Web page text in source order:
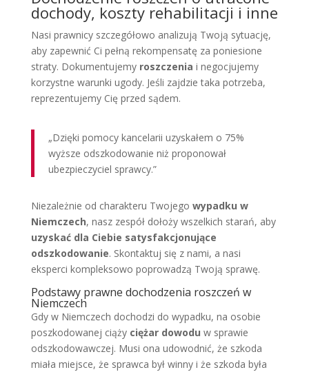
dochody, koszty rehabilitacji i inne
Nasi prawnicy szczegółowo analizują Twoją sytuację,
aby zapewnić Ci pełną rekompensatę za poniesione
straty. Dokumentujemy roszczenia i negocjujemy
korzystne warunki ugody. Jeśli zajdzie taka potrzeba,
reprezentujemy Cię przed sądem.
„Dzięki pomocy kancelarii uzyskałem o 75%
wyższe odszkodowanie niż proponował
ubezpieczyciel sprawcy.”
Niezależnie od charakteru Twojego wypadku w
Niemczech, nasz zespół dołoży wszelkich starań, aby
uzyskać dla Ciebie satysfakcjonujące
odszkodowanie. Skontaktuj się z nami, a nasi
eksperci kompleksowo poprowadzą Twoją sprawę.
Podstawy prawne dochodzenia roszczeń w
Niemczech
Gdy w Niemczech dochodzi do wypadku, na osobie
poszkodowanej ciąży ciężar dowodu w sprawie
odszkodowawczej. Musi ona udowodnić, że szkoda
miała miejsce, że sprawca był winny i że szkoda była